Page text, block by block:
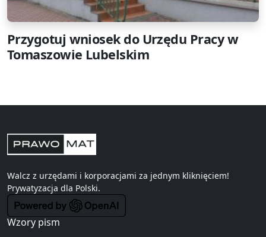
Przygotuj wniosek do Urzędu Pracy w
Tomaszowie Lubelskim
Walcz z urzędami i korporacjami za jednym kliknięciem!
Prywatyzacja dla Polski.
Wzory pism